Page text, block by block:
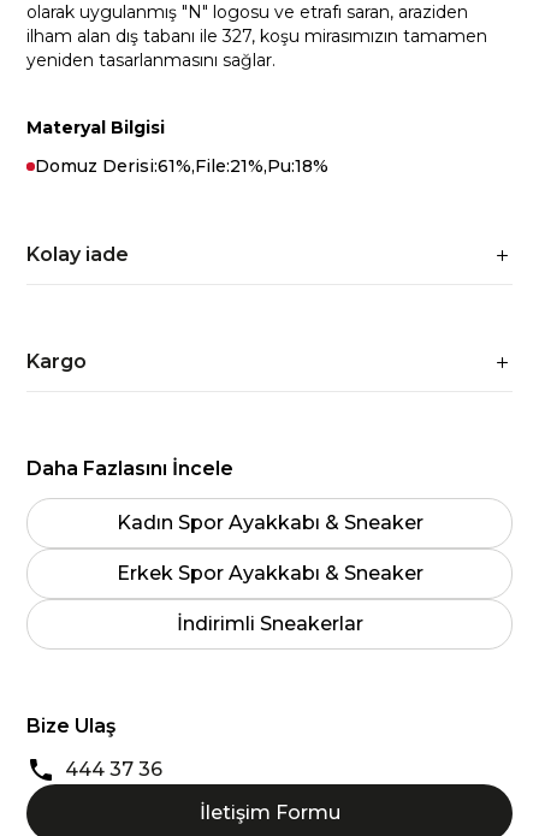
olarak uygulanmış "N" logosu ve etrafı saran, araziden
ilham alan dış tabanı ile 327, koşu mirasımızın tamamen
yeniden tasarlanmasını sağlar.
Materyal Bilgisi
Domuz Derisi:61%,File:21%,Pu:18%
Kolay iade
Kargo
Daha Fazlasını İncele
Kadın Spor Ayakkabı & Sneaker
Erkek Spor Ayakkabı & Sneaker
İndirimli Sneakerlar
Bize Ulaş
444 37 36
İletişim Formu